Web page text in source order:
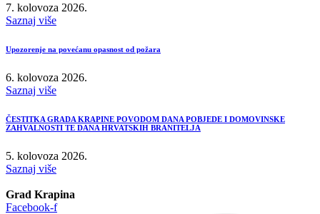
7. kolovoza 2026.
Saznaj više
Upozorenje na povećanu opasnost od požara
6. kolovoza 2026.
Saznaj više
ČESTITKA GRADA KRAPINE POVODOM DANA POBJEDE I DOMOVINSKE
ZAHVALNOSTI TE DANA HRVATSKIH BRANITELJA
5. kolovoza 2026.
Saznaj više
Grad Krapina
Facebook-f